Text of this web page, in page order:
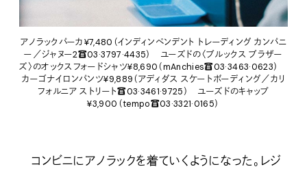
アノラックパーカ¥7,480（インディンペンデント トレーディング カンパニ
ー／ジャヌー2☎03·3797·4435） ユーズドの〈ブルックス ブラザー
ズ〉のオックスフォードシャツ¥8,690（mAnchies☎03·3463·0623）
カーゴナイロンパンツ¥9,889（アディダス スケートボーディング／カリ
フォルニア ストリート☎03·3461·9725） ユーズドのキャップ
¥3,900（tempo☎03·3321·0165）
コンビニにアノラックを着ていくようになった。レジ